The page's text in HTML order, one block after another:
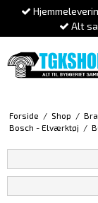
Alt
Forside / Shop /
Bosch - Elværktøj /